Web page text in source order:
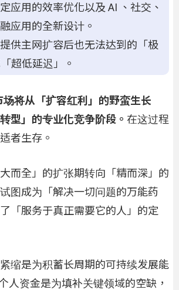
应用的效率优化以及 AI 、社交、
应用的全新设计。
供主网扩容后也无法达到的「极
超低延迟」。
将从「扩容红利」的野蛮生长
型」的专业化竞争阶段。 在这过程
者生存。
而全」的扩张期转向「精而深」的
图成为「解决一切问题的万能药
「服务于真正需要它的人」的定
缩是为积蓄长周期的可持续发展能
人资金是为填补关键领域的空缺，